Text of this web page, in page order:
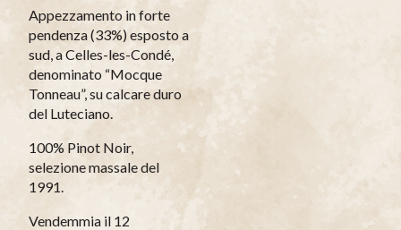
Appezzamento in forte
pendenza (33%) esposto a
sud, a Celles-les-Condé,
denominato “Mocque
Tonneau”, su calcare duro
del Luteciano.
100% Pinot Noir,
selezione massale del
1991.
Vendemmia il 12